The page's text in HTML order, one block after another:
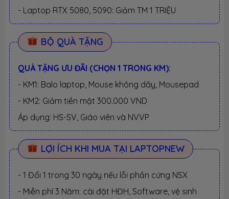
- Laptop RTX 5080, 5090: Giảm TM 1 TRIỆU
BỘ QUÀ TẶNG
QUÀ TẶNG ƯU ĐÃI (CHỌN 1 TRONG KM):
- KM1: Balo laptop, Mouse không dây, Mousepad
- KM2: Giảm tiền mặt 300.000 VND
Áp dụng: HS-SV, Giáo viên và NVVP
LỢI ÍCH KHI MUA TẠI LAPTOPNEW
- 1 Đổi 1 trong 30 ngày nếu lỗi phần cứng NSX
- Miễn phí 3 Năm: cài đặt HĐH, Software, vệ sinh